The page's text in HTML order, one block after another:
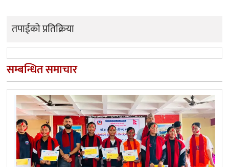
तपाईको प्रतिक्रिया
सम्बन्धित समाचार